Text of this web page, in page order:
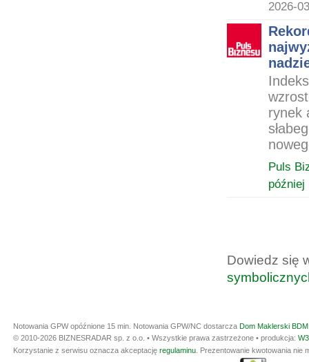
2026-
rynek
Puls
później
Dowiedz się
Notowania GPW opóźnione 15 min. Notowania GPW/NC dostarcza Dom Maklerski
© 2010-2026 BIZNESRADAR sp. z o.o. • Wszystkie prawa zastrzeżone • produkcja:
Korzystanie z serwisu oznacza akceptację regulaminu. Prezentowanie kwotowania nie